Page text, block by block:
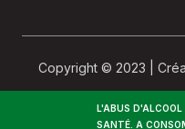
Copyright © 2023 |
L'ABUS D'ALCOOL
SANTÉ. A